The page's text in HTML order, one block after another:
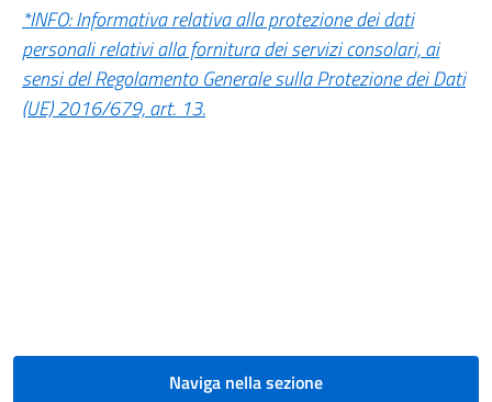
*INFO: Informativa relativa alla protezione dei dati
personali relativi alla fornitura dei servizi consolari, ai
sensi del Regolamento Generale sulla Protezione dei Dati
(UE) 2016/679, art. 13.
Naviga nella sezione